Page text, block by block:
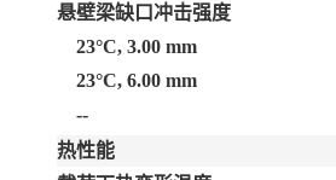
悬壁梁缺口冲击强度
23°C, 3.00 mm
23°C, 6.00 mm
--
热性能